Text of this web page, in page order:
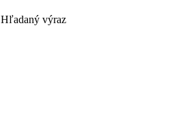
Hľadaný výraz